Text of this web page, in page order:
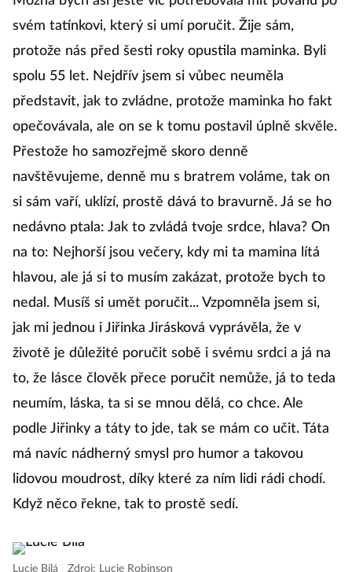
svém tatínkovi, který si umí poručit. Žije sám,
protože nás před šesti roky opustila maminka. Byli
spolu 55 let. Nejdřív jsem si vůbec neuměla
představit, jak to zvládne, protože maminka ho fakt
opečovávala, ale on se k tomu postavil úplně skvěle.
Přestože ho samozřejmě skoro denně
navštěvujeme, denně mu s bratrem voláme, tak on
si sám vaří, uklízí, prostě dává to bravurně. Já se ho
nedávno ptala: Jak to zvládá tvoje srdce, hlava? On
na to: Nejhorší jsou večery, kdy mi ta mamina lítá
hlavou, ale já si to musím zakázat, protože bych to
nedal. Musíš si umět poručit... Vzpomněla jsem si,
jak mi jednou i Jiřinka Jirásková vyprávěla, že v
životě je důležité poručit sobě i svému srdci a já na
to, že lásce člověk přece poručit nemůže, já to teda
neumím, láska, ta si se mnou dělá, co chce. Ale
podle Jiřinky a táty to jde, tak se mám co učit. Táta
má navíc nádherný smysl pro humor a takovou
lidovou moudrost, díky které za ním lidi rádi chodí.
Když něco řekne, tak to prostě sedí.
Lucie Bílá Zdroj: Lucie Robinson